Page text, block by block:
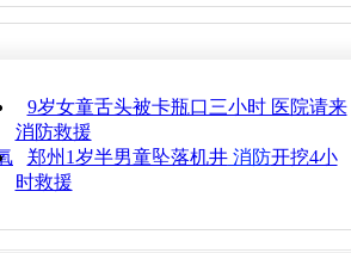
9岁女童舌头被卡瓶口三小时 医院请来
消防救援
郑州1岁半男童坠落机井消防开挖4小
时救援